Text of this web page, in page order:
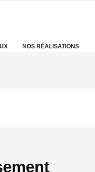
NOS RÉALISATIONS